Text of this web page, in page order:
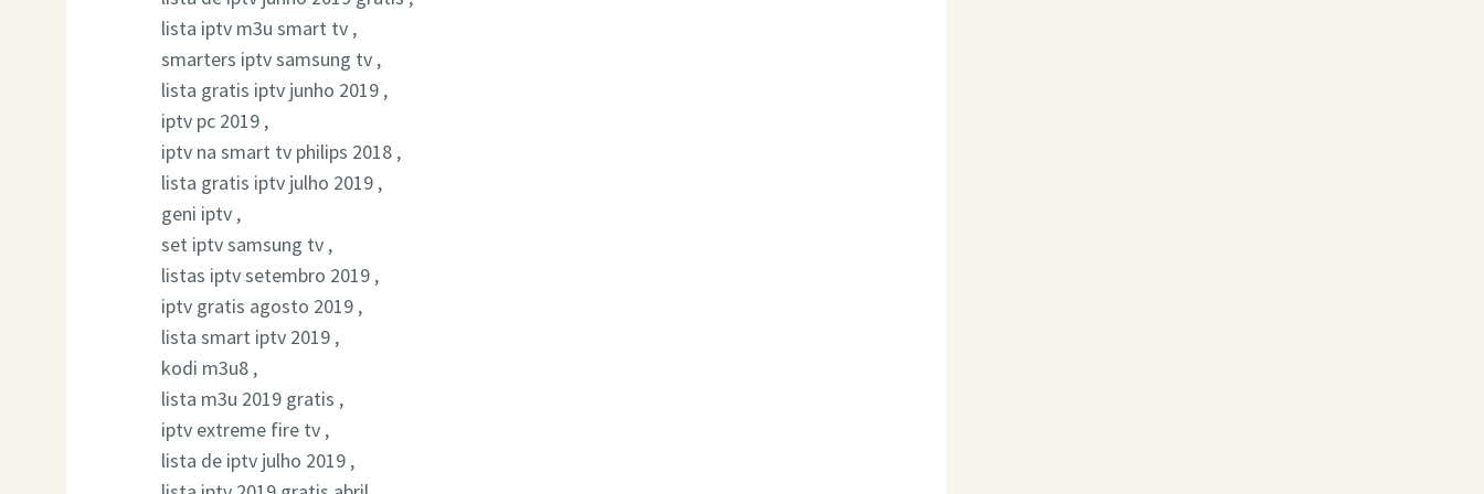
lista iptv m3u smart tv ,
smarters iptv samsung tv ,
lista gratis iptv junho 2019 ,
iptv pc 2019 ,
iptv na smart tv philips 2018 ,
lista gratis iptv julho 2019 ,
geni iptv ,
set iptv samsung tv ,
listas iptv setembro 2019 ,
iptv gratis agosto 2019 ,
lista smart iptv 2019 ,
kodi m3u8 ,
lista m3u 2019 gratis ,
iptv extreme fire tv ,
lista de iptv julho 2019 ,